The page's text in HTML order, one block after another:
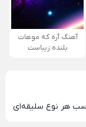
آهنگ آره که موهات
بلنده زیباست
هر نوع سلیقه‌ای